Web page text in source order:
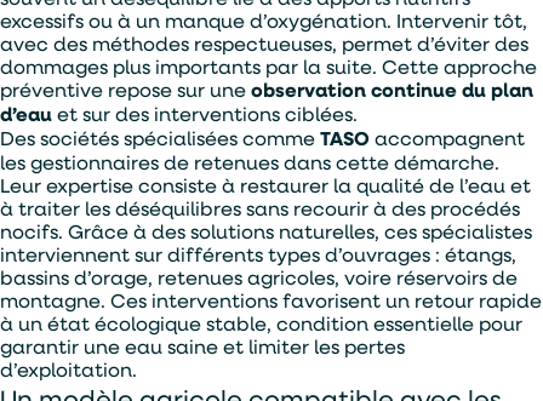
ENVOYER
excessifs ou à un manque d’oxygénation. Intervenir tôt,
avec des méthodes respectueuses, permet d’éviter des
dommages plus importants par la suite. Cette approche
préventive repose sur uneobservation continue du plan
d’eauet sur des interventions ciblées.
Des sociétés spécialisées commeTASOaccompagnent
les gestionnaires de retenues dans cette démarche.
Leur expertise consiste à restaurer la qualité de l’eau et
à traiter les déséquilibres sans recourir à des procédés
nocifs. Grâce à des solutions naturelles, ces spécialistes
interviennent sur différents types d’ouvrages : étangs,
bassins d’orage, retenues agricoles, voire réservoirs de
montagne. Ces interventions favorisent un retour rapide
à un état écologique stable, condition essentielle pour
garantir une eau saine et limiter les pertes
d’exploitation.